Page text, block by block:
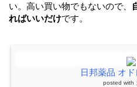
い。高い買い物でもないので、
ればいいだけです。
日邦薬品 オ
posted with